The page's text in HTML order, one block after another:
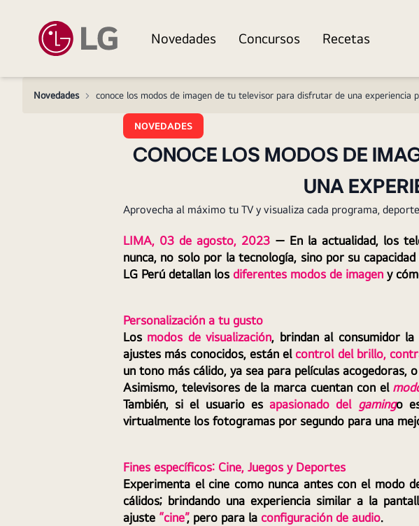
Novedades Concursos Recetas
Novedades > conoce los modos de imagen de tu televisor para disfrutar de una experiencia
NOVEDADES
CONOCE LOS MODOS DE
UNA
Aprovecha al máximo tu TV y visualiza cada programa,
LIMA, 03 de agosto, 2023 — En la actualidad, los
nunca, no solo por la tecnología, sino por su
LG Perú detallan los diferentes modos de imagen y
Personalización a tu gusto
Los modos de visualización, brindan al consumidor
ajustes más conocidos, están el control del brillo,
un tono más cálido, ya sea para películas acogedoras,
Asimismo, televisores de la marca cuentan con el
También, si el usuario es apasionado del gamingo
virtualmente los fotogramas por segundo para una
Fines específicos: Cine, Juegos y Deportes
Experimenta el cine como nunca antes con el modo
cálidos; brindando una experiencia similar a la
ajuste “cine”, pero para la configuración de audio.